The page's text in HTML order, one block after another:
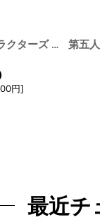
[F-1307
第五人格 ×サンリオキャラクターズ クロミ 血の女王 マリー コスプレ衣装
円]
最近チ